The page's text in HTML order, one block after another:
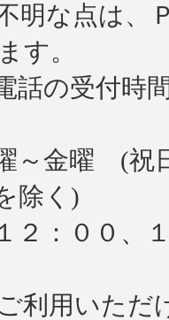
明な点は、
す。
話の受付時
～金曜 (祝
除く)
２：００、
利用いただ